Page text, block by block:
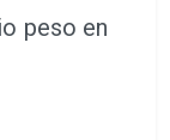
peso en